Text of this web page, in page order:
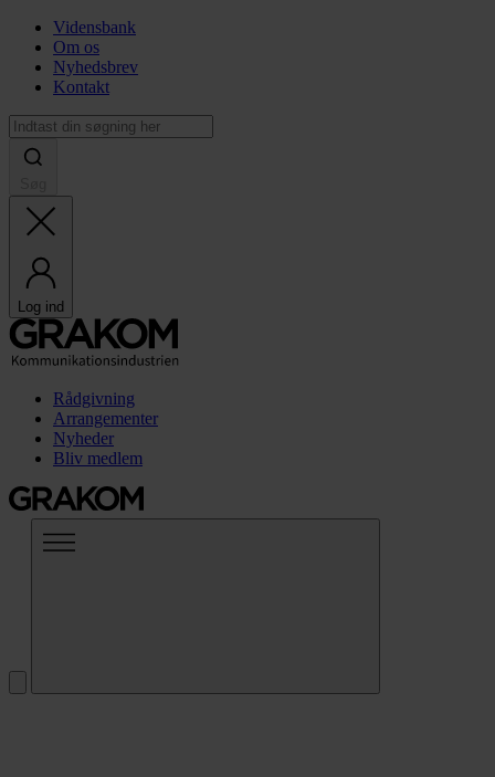
Vidensbank
Om os
Nyhedsbrev
Kontakt
Log ind
Rådgivning
Arrangementer
Nyheder
Bliv medlem